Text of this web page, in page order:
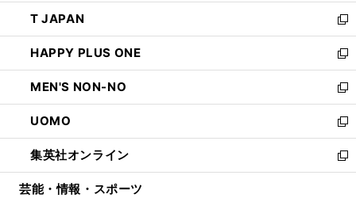
く
で
開
く
ン
ド
ウ
で
開
く
ウ
ィ
ン
ド
ウ
で
開
く
し
い
ウ
ィ
ン
ド
ウ
で
開
く
T JAPAN
新
し
い
ウ
ィ
ン
ド
ウ
で
開
HAPPY PLUS ONE
新
し
い
ウ
ィ
ン
ド
ウ
MEN'S NON-NO
新
し
い
ウ
ィ
ン
UOMO
新
し
い
ウ
集英社オンライン
新
し
芸能・情報・スポーツ